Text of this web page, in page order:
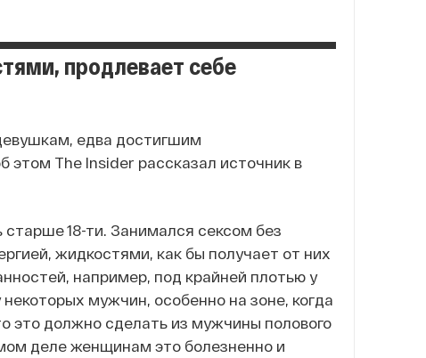
продлевает себе
едва достигшим
этом The Insider рассказал источник в
18-ти. Занимался сексом без
жидкостями, как бы получает от них
например, под крайней плотью у
мужчин, особенно на зоне, когда
это должно сделать из мужчины полового
деле женщинам это болезненно и